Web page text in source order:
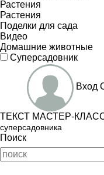
Растения
Растения
Поделки для сада
Видео
Домашние животные
Суперсадовник
Вход
ТЕКСТ МАСТЕР-
суперсадовника
Поиск